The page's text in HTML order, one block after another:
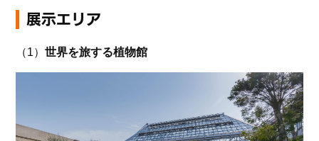
展示エリア
（1）世界を旅する植物館